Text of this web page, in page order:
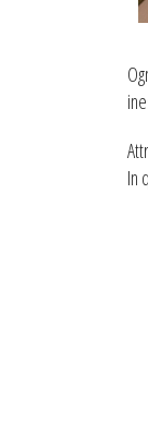
In